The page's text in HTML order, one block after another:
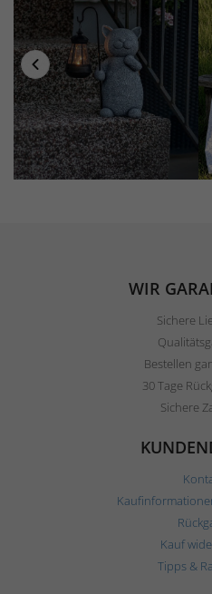
WIR
Sichere
Bestellen
30 Tage
Sichere
Kauf
Tipps &